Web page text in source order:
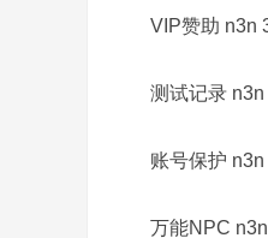
VIP赞助 n3n
测试记录 n3n
账号保护 n3n
万能NPC n3n